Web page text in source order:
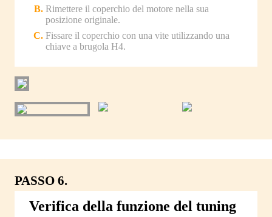
Rimettere il coperchio del motore nella sua
posizione originale.
Fissare il coperchio con una vite utilizzando una
chiave a brugola H4.
PASSO 6.
Verifica della funzione del tuning